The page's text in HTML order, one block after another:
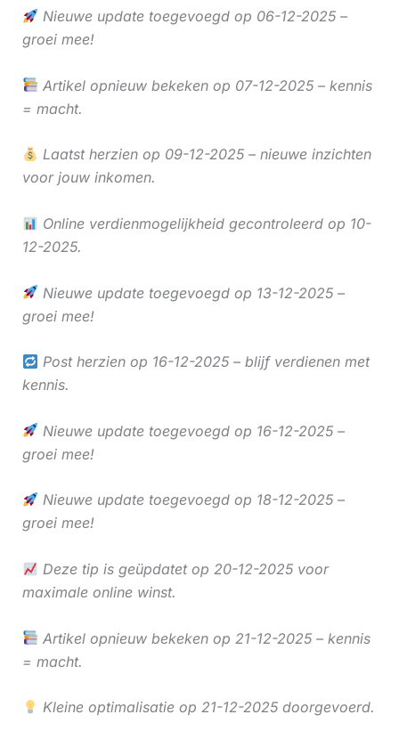
Nieuwe update toegevoegd op 06-12-2025 –
groei mee!
Artikel opnieuw bekeken op 07-12-2025 – kennis
= macht.
Laatst herzien op 09-12-2025 – nieuwe inzichten
voor jouw inkomen.
Online verdienmogelijkheid gecontroleerd op 10-
12-2025.
Nieuwe update toegevoegd op 13-12-2025 –
groei mee!
Post herzien op 16-12-2025 – blijf verdienen met
kennis.
Nieuwe update toegevoegd op 16-12-2025 –
groei mee!
Nieuwe update toegevoegd op 18-12-2025 –
groei mee!
Deze tip is geüpdatet op 20-12-2025 voor
maximale online winst.
Artikel opnieuw bekeken op 21-12-2025 – kennis
= macht.
Kleine optimalisatie op 21-12-2025 doorgevoerd.